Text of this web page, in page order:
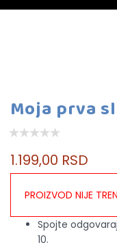
Moja prva
1.199,00 RSD
PROIZVOD NIJE
Spojte
10.